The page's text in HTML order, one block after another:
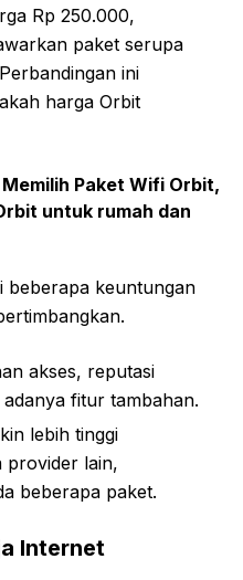
Rp 250.000,
paket serupa
ini
harga Orbit
Paket Wifi Orbit,
untuk rumah dan
beberapa keuntungan
akses, reputasi
fitur tambahan.
lebih tinggi
provider lain,
beberapa paket.
Internet